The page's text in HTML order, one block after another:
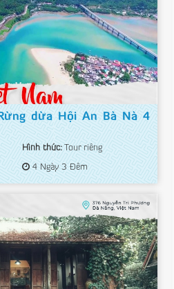
dừa Hội An Bà Nà 4
Hình thức:Tour riêng
4 Ngày 3 Đêm